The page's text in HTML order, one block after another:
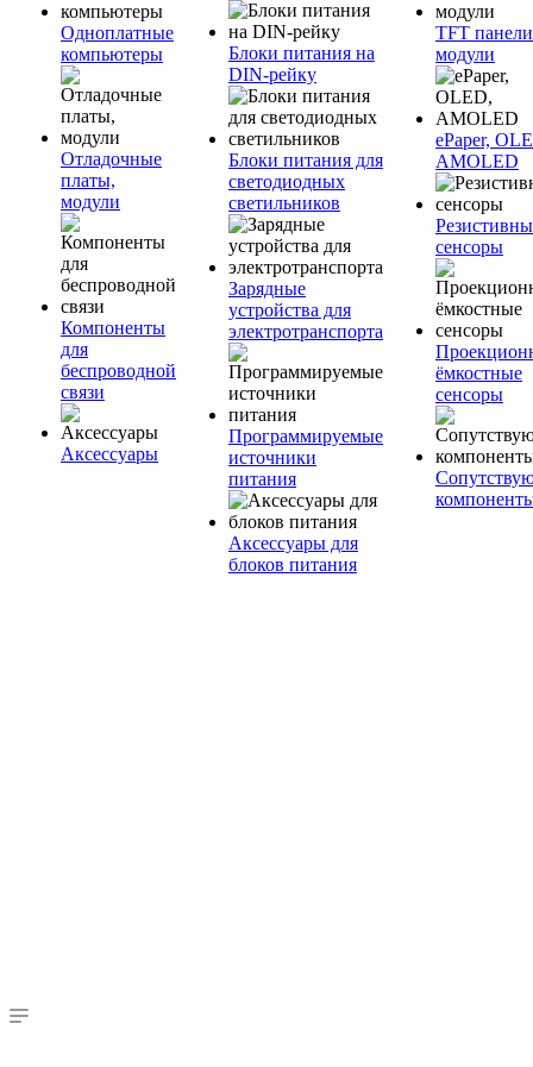
Одноплатные
компьютеры
Отладочные
платы,
модули
Компоненты
для
беспроводной
связи
Аксессуары
Блоки питания на
DIN-рейку
Блоки питания для
светодиодных
светильников
Зарядные
устройства для
электротранспорта
Программируемые
источники
питания
Аксессуары для
блоков питания
TFT
модули
ePaper,
AMOLED
сенсоры
ёмкостные
сенсоры